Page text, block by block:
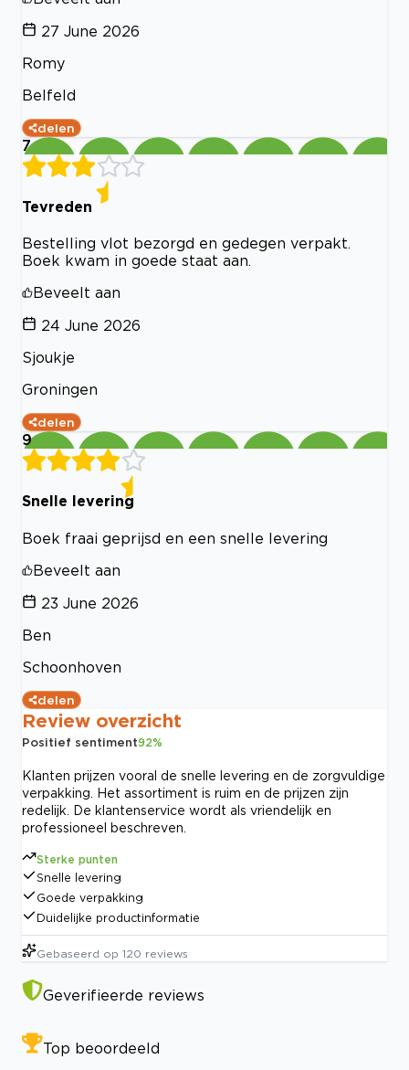
27 June 2026
Romy
Belfeld
delen
7
Tevreden
Bestelling vlot bezorgd en gedegen verpakt.
Boek kwam in goede staat aan.
Beveelt aan
24 June 2026
Sjoukje
Groningen
delen
9
Snelle levering
Boek fraai geprijsd en een snelle levering
Beveelt aan
23 June 2026
Ben
Schoonhoven
delen
Review overzicht
Positief sentiment92%
Klanten prijzen vooral de snelle levering en de zorgvuldige
verpakking. Het assortiment is ruim en de prijzen zijn
redelijk. De klantenservice wordt als vriendelijk en
professioneel beschreven.
Sterke punten
Snelle levering
Goede verpakking
Duidelijke productinformatie
Gebaseerd op 120 reviews
Geverifieerde reviews
Top beoordeeld